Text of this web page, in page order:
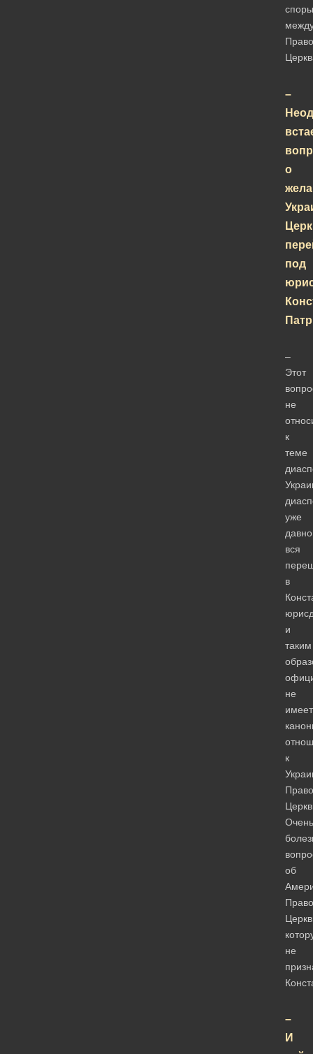
споры
–
о
под
–
Этот
не
к
теме
уже
давно
вся
в
и
таким
не
имеет
к
Очень
об
не
–
И